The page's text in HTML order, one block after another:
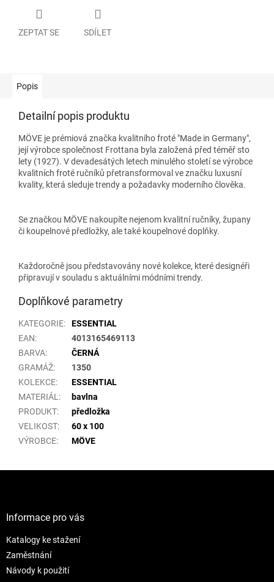
ZEPTAT SE SDÍLET
Popis
Detailní popis produktu
MÖVE je prémiová značka kvalitního froté "Made in Germany",
její výrobce společnost Frottana byla založená před téměř sto
lety (1927). V devadesátých letech minulého století se výrobce
kvalitních froté ručníků přetransformoval ve značku luxusní
kvality, která sleduje trendy a požadavky moderního člověka.
Se značkou MÖVE nakoupíte nejenom kvalitní ručníky, župany
či koupelnové předložky, ale také koupelnové doplňky.
Každoročně jsou představovány nové kolekce, které designéři
připravují v souladu s aktuálními módními trendy.
Doplňkové parametry
KATEGORIE:
ESSENTIAL
EAN:
4013165469113
BARVA:
ČERNÁ
GRAMÁŽ:
1350
KOLEKCE:
ESSENTIAL
MATERIÁL :
bavlna
PRODUKT:
předložka
VELIKOST:
60 x 100
VÝROBCE: MÖVE
Informace pro vás
Katalogy ke stažení
Zaměstnání
Návody k použití